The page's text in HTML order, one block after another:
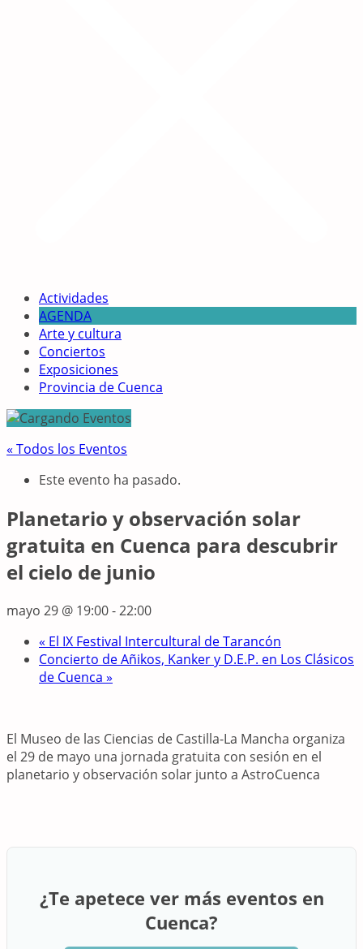
Actividades
AGENDA
Arte y cultura
Conciertos
Exposiciones
Provincia de Cuenca
« Todos los Eventos
Este evento ha pasado.
Planetario y observación solar
gratuita en Cuenca para descubrir
el cielo de junio
mayo 29 @ 19:00-22:00
« El IX Festival Intercultural de Tarancón
Concierto de Añikos, Kanker y D.E.P. en Los Clásicos
de Cuenca »
El Museo de las Ciencias de Castilla-La Mancha organiza
el 29 de mayo una jornada gratuita con sesión en el
planetario y observación solar junto a AstroCuenca
¿Te apetece ver más eventos en
Cuenca?